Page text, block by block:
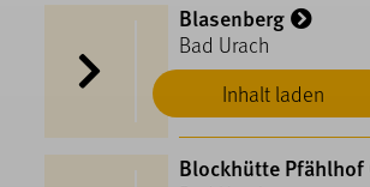
Inhalt laden
Blasenberg
Bad Urach
Blockhütte Pfählhof